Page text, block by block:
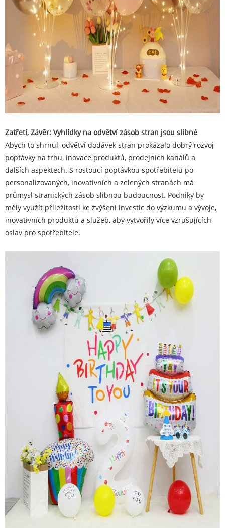
Zatřetí, Závěr: Vyhlídky na odvětví zásob stran jsou slibné
Abych to shrnul, odvětví dodávek stran prokázalo dobrý rozvoj
poptávky na trhu, inovace produktů, prodejních kanálů a
dalších aspektech. S rostoucí poptávkou spotřebitelů po
personalizovaných, inovativních a zelených stranách má
průmysl stranických zásob slibnou budoucnost. Podniky by
měly využít příležitosti ke zvýšení investic do výzkumu a vývoje,
inovativních produktů a služeb, aby vytvořily více vzrušujících
oslav pro spotřebitele.